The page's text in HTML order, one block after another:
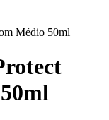
Médio 50ml